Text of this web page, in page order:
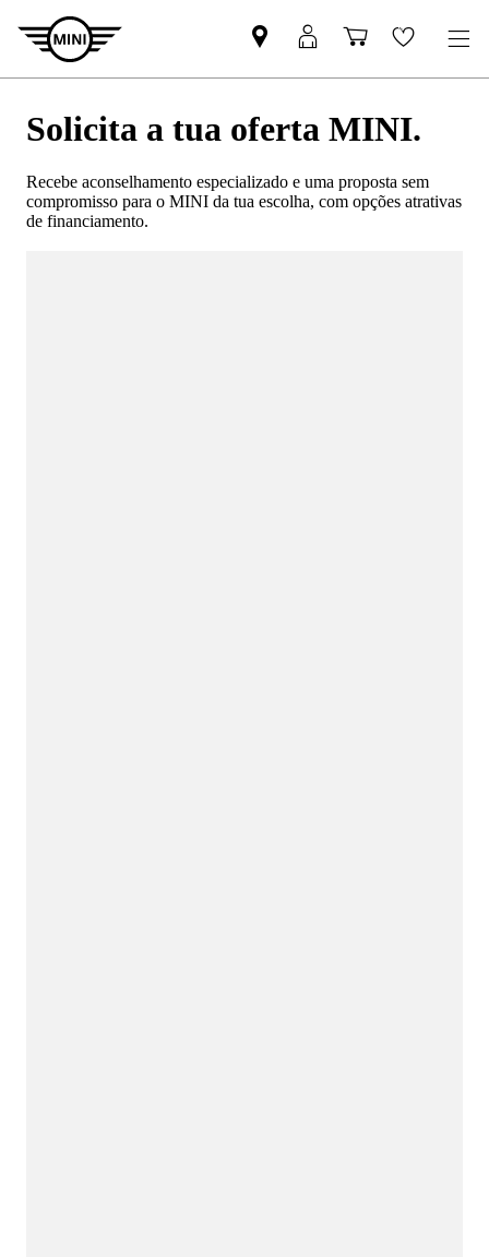
Solicita a tua oferta MINI.
Recebe aconselhamento especializado e uma proposta sem
compromisso para o MINI da tua escolha, com opções atrativas
de financiamento.